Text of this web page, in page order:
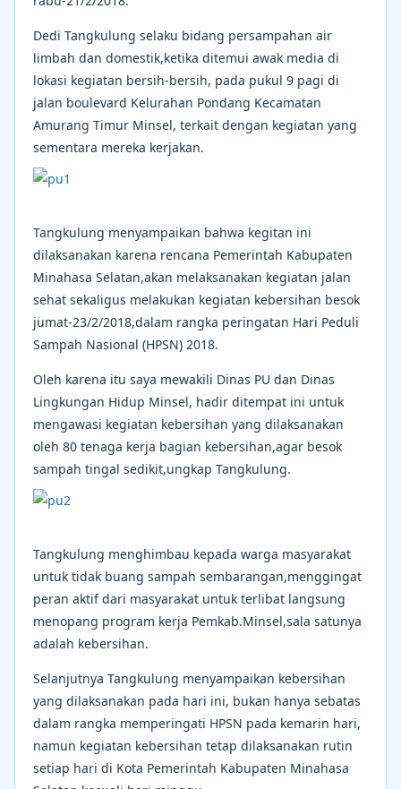
Dedi Tangkulung selaku bidang persampahan air
limbah dan domestik,ketika ditemui awak media di
lokasi kegiatan bersih-bersih, pada pukul 9 pagi di
jalan boulevard Kelurahan Pondang Kecamatan
Amurang Timur Minsel, terkait dengan kegiatan yang
sementara mereka kerjakan.
Tangkulung menyampaikan bahwa kegitan ini
dilaksanakan karena rencana Pemerintah Kabupaten
Minahasa Selatan,akan melaksanakan kegiatan jalan
sehat sekaligus melakukan kegiatan kebersihan besok
jumat-23/2/2018,dalam rangka peringatan Hari Peduli
Sampah Nasional (HPSN) 2018.
Oleh karena itu saya mewakili Dinas PU dan Dinas
Lingkungan Hidup Minsel, hadir ditempat ini untuk
mengawasi kegiatan kebersihan yang dilaksanakan
oleh 80 tenaga kerja bagian kebersihan,agar besok
sampah tingal sedikit,ungkap Tangkulung.
Tangkulung menghimbau kepada warga masyarakat
untuk tidak buang sampah sembarangan,menggingat
peran aktif dari masyarakat untuk terlibat langsung
menopang program kerja Pemkab.Minsel,sala satunya
adalah kebersihan.
Selanjutnya Tangkulung menyampaikan kebersihan
yang dilaksanakan pada hari ini, bukan hanya sebatas
dalam rangka memperingati HPSN pada kemarin hari,
namun kegiatan kebersihan tetap dilaksanakan rutin
setiap hari di Kota Pemerintah Kabupaten Minahasa